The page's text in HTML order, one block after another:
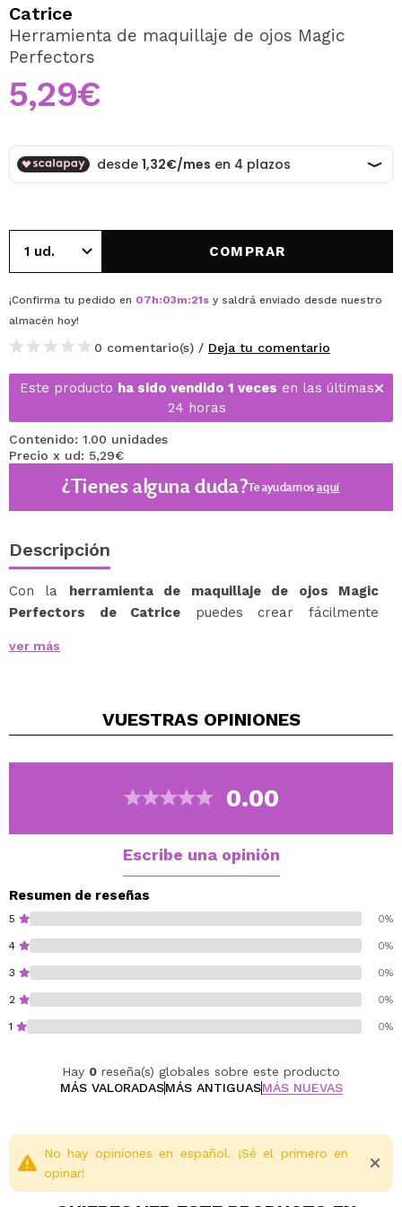
Al crear una cuenta en Maquillalia.com podrás realizar
tus compras rápidamente, revisar el estado de tus
Catrice
Herramienta de maquillaje de ojos Magic
Perfectors
5,29€
COMPRAR
¡Confirma tu pedido en 07h:03m:20s y saldrá enviado desde nuestro
almacén hoy!
0 comentario(s) / Deja tu comentario
Este producto ha sido vendido 1 veces en las últimas
24 horas
Contenido: 1.00 unidades
Precio x ud: 5,29€
¿Tienes alguna duda?Te ayudamosaquí
Descripción
Con la herramienta de maquillaje de ojos Magic
Perfectors de Catrice puedes crear fácilmente
Este aplicador de maquillaje de ojos, similar a la luna,
de pestañas no te manche mientras la aplicas.
descubre nuevos maquillajes que se crean sin esfuerzo
ver más
VUESTRAS OPINIONES
0.00
Escribe una opinión
Resumen de reseñas
5 0%
4 0%
3 0%
2 0%
1 0%
Hay 0 reseña(s) globales sobre este producto
MÁS VALORADASMÁS ANTIGUASMÁS NUEVAS
No hay opiniones en español. ¡Sé el primero en
opinar!